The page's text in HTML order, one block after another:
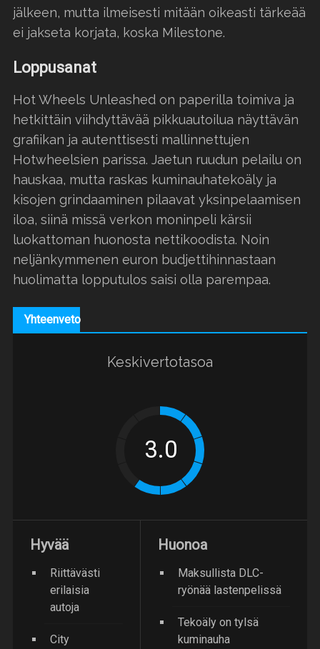
jälkeen, mutta ilmeisesti mitään oikeasti tärkeää
ei jakseta korjata, koska Milestone.
Loppusanat
Hot Wheels Unleashed on paperilla toimiva ja
hetkittäin viihdyttävää pikkuautoilua näyttävän
grafiikan ja autenttisesti mallinnettujen
Hotwheelsien parissa. Jaetun ruudun pelailu on
hauskaa, mutta raskas kuminauhatekoäly ja
kisojen grindaaminen pilaavat yksinpelaamisen
iloa, siinä missä verkon moninpeli kärsii
luokattoman huonosta nettikoodista. Noin
neljänkymmenen euron budjettihinnastaan
huolimatta lopputulos saisi olla parempaa.
Yhteenveto
Keskivertotasoa
Hyvää
Riittävästi
erilaisia
autoja
City
Huonoa
Maksullista DLC-
ryönää lastenpelissä
Tekoäly on tylsä
kuminauha